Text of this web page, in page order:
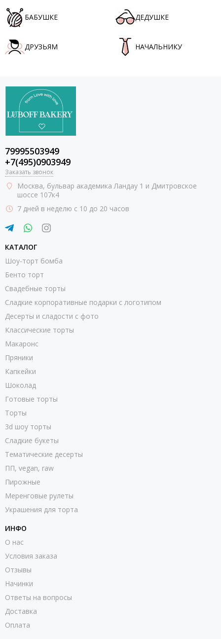
БАБУШКЕ ДЕДУШКЕ
ДРУЗЬЯМ НАЧАЛЬНИКУ
79995503949
+7(495)0903949
Заказать звонок
Москва, бульвар академика Ландау 1 и Дмитровское
шоссе 107к4
7 дней в неделю с 10 до 20 часов
КАТАЛОГ
Шоу-торт бомба
Бенто торт
Свадебные торты
Сладкие корпоративные подарки с логотипом
Десерты и сладости с фото
Классические торты
Макаронс
Пряники
Капкейки
Шоколад
Готовые торты
Торты
3d шоу торты
Сладкие букеты
Тематические десерты
ПП, vegan, raw
Пирожные
Меренговые рулеты
Украшения для торта
ИНФО
О нас
Условия заказа
Отзывы
Начинки
Ответы на вопросы
Доставка
Оплата